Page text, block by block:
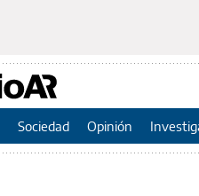
Sociedad Opinión